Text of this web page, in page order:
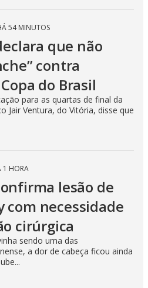
54 MINUTOS
que não
contra
do Brasil
para as quartas de final da
Jair Ventura, do Vitória, disse que
1 HORA
lesão de
com necessidade
cirúrgica
sendo uma das
a dor de cabeça ficou ainda